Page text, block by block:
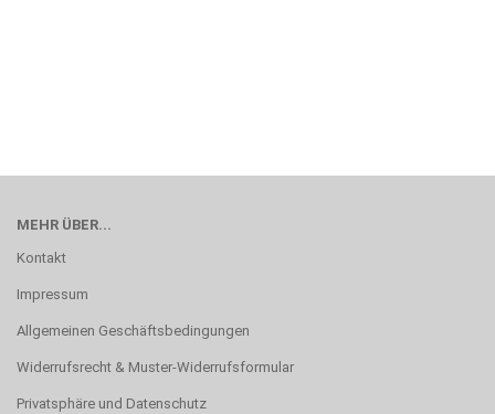
MEHR ÜBER...
Kontakt
Impressum
Allgemeinen Geschäftsbedingungen
Widerrufsrecht & Muster-Widerrufsformular
Privatsphäre und Datenschutz